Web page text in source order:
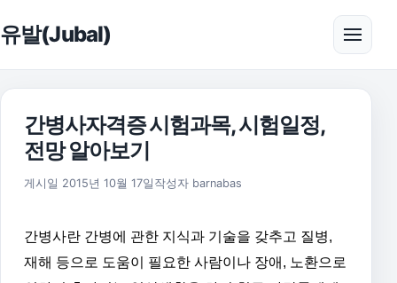
유발(Jubal) 메뉴
간병사자격증 시험과목, 시험일정,
전망 알아보기
게시일 2015년 10월 17일 2016년 5월 31일
작성자 barnabas
간병사란 간병에 관한 지식과 기술을 갖추고 질병,
재해 등으로 도움이 필요한 사람이나 장애, 노환으로